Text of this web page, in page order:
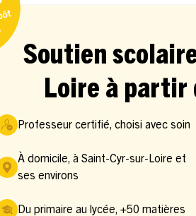
Soutien
Loire à partir
Professeur certifié, choisi avec soin
À domicile, à Saint-Cyr-sur-Loire et
ses environs
Du primaire au lycée, +50 matières